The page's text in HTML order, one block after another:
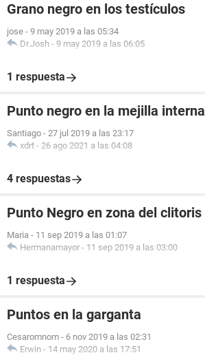
Grano negro en los testículos
jose - 9 may 2019 a las 05:34
Dr.Josh - 9 may 2019 a las 06:05
1 respuesta
Punto negro en la mejilla interna
Santiago - 27 jul 2019 a las 23:17
xdrt - 26 ago 2021 a las 04:08
4 respuestas
Punto Negro en zona del clitoris
Maria - 11 sep 2019 a las 01:07
Hermanamayor - 11 sep 2019 a las 03:00
1 respuesta
Puntos en la garganta
Cesaromnom - 6 nov 2019 a las 02:31
Erwin - 14 may 2020 a las 17:51